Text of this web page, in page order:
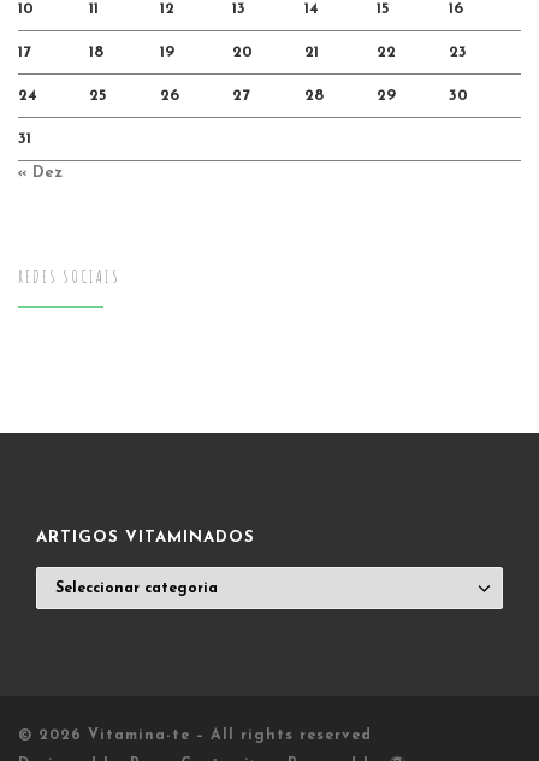
10 11 12 13 14 15 16
17 18 19 20 21 22 23
24 25 26 27 28 29 30
31
« Dez
REDES SOCIAIS
ARTIGOS VITAMINADOS
VITAMINADOS
© 2026 Vitamina-te – All rights reserved